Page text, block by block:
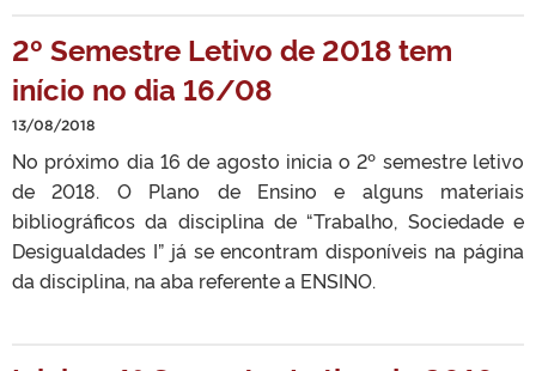
2º Semestre Letivo de 2018 tem
início no dia 16/08
13/08/2018
No próximo dia 16 de agosto inicia o 2º semestre letivo
de 2018. O Plano de Ensino e alguns materiais
bibliográficos da disciplina de “Trabalho, Sociedade e
Desigualdades I” já se encontram disponíveis na página
da disciplina, na aba referente a ENSINO.